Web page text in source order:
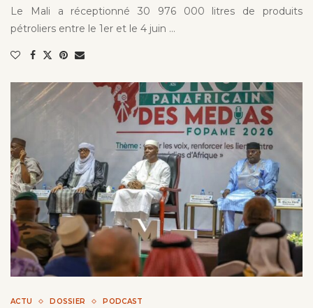
Le Mali a réceptionné 30 976 000 litres de produits
pétroliers entre le 1er et le 4 juin …
ACTU DOSSIER PODCAST